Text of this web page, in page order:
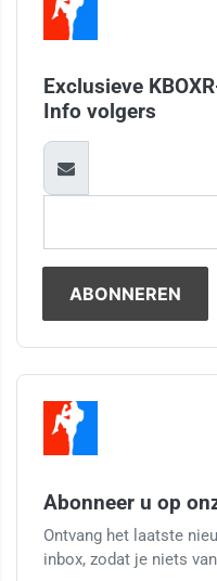
Exclusieve
Info volgers
Abonneer u op
Ontvang het laatste
inbox, zodat je niets